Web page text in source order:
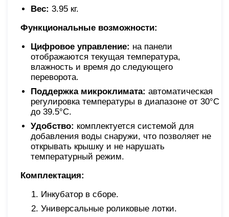
Вес: 3.95 кг.
Функциональные возможности:
Цифровое управление: на панели
отображаются текущая температура,
влажность и время до следующего
переворота.
Поддержка микроклимата: автоматическая
регулировка температуры в диапазоне от 30°C
до 39.5°C.
Удобство: комплектуется системой для
добавления воды снаружи, что позволяет не
открывать крышку и не нарушать
температурный режим.
Комплектация:
Инкубатор в сборе.
Универсальные роликовые лотки.